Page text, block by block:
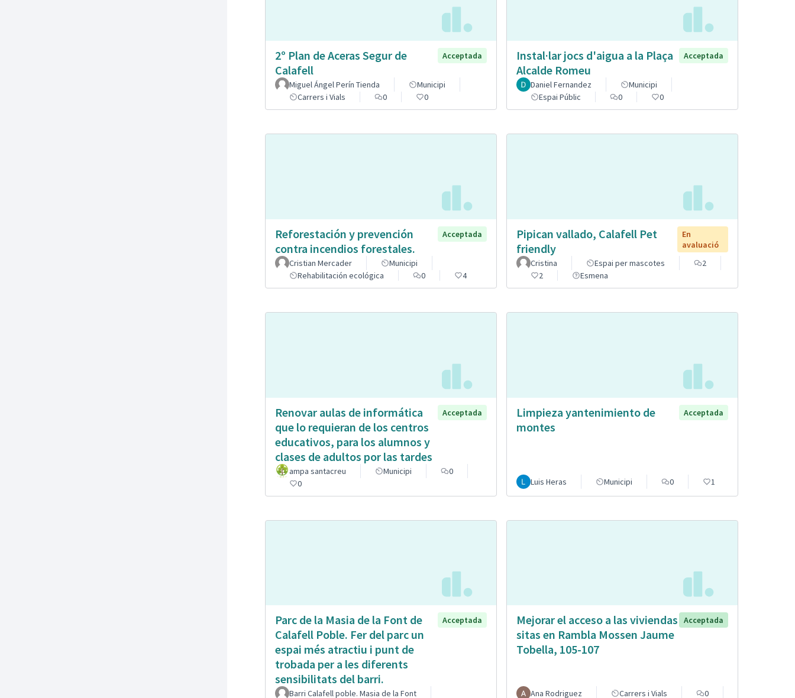
2º Plan de Aceras Segur de
Calafell
Acceptada
Miguel Ángel Perín Tienda
Municipi
Carrers i Vials
0 0
Instal·lar jocs d'aigua a la Plaça
Alcalde Romeu
Acceptada
Daniel Fernandez
Municipi
Espai Públic
0 0
Reforestación y prevención
contra incendios forestales.
Acceptada
Cristian Mercader
Municipi
Rehabilitación ecológica
0 4
Pipican vallado, Calafell Pet
friendly
En
avaluació
Cristina
Espai per mascotes
2
2
Esmena
Renovar aulas de informática
que lo requieran de los centros
educativos, para los alumnos y
clases de adultos por las tardes
Acceptada
ampa santacreu Municipi
0
0
Limpieza yantenimiento de
montes
Acceptada
Luis Heras Municipi 0 1
Parc de la Masia de la Font de
Calafell Poble. Fer del parc un
espai més atractiu i punt de
trobada per a les diferents
sensibilitats del barri.
Acceptada
Barri Calafell poble. Masia de la Font
Mejorar el acceso a las viviendas
sitas en Rambla Mossen Jaume
Tobella, 105-107
Acceptada
Ana Rodriguez Carrers i Vials 0